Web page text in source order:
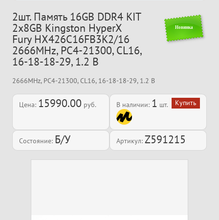
Новинка
2шт. Память 16GB DDR4 KIT
2x8GB Kingston HyperX
Fury HX426C16FB3K2/16
2666MHz, PC4-21300, CL16,
16-18-18-29, 1.2 В
2666MHz, PC4-21300, CL16, 16-18-18-29, 1.2 В
Цена: 15990.00 руб. В наличии: 1 шт.
Состояние: Б/У Артикул: Z591215